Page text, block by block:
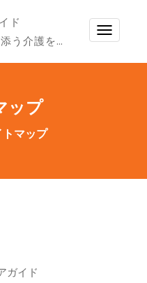
ド
う介護を…
ップ
マップ
ガイド